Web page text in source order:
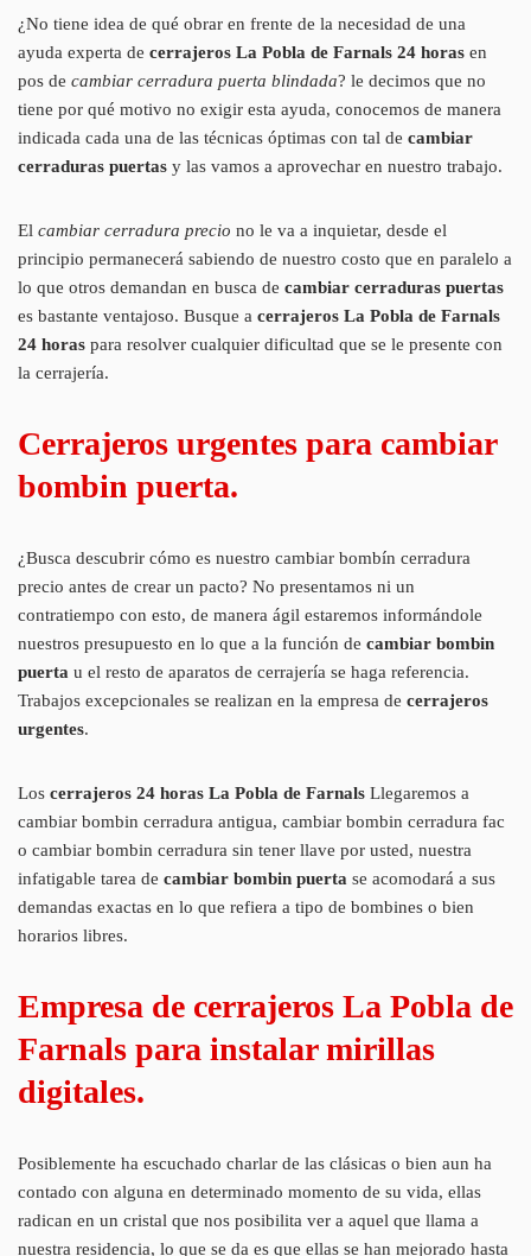
¿No tiene idea de qué obrar en frente de la necesidad de una
ayuda experta de cerrajeros La Pobla de Farnals 24 horas en
pos de cambiar cerradura puerta blindada? le decimos que no
tiene por qué motivo no exigir esta ayuda, conocemos de manera
indicada cada una de las técnicas óptimas con tal de cambiar
cerraduras puertas y las vamos a aprovechar en nuestro trabajo.
El cambiar cerradura precio no le va a inquietar, desde el
principio permanecerá sabiendo de nuestro costo que en paralelo a
lo que otros demandan en busca de cambiar cerraduras puertas
es bastante ventajoso. Busque a cerrajeros La Pobla de Farnals
24 horas para resolver cualquier dificultad que se le presente con
la cerrajería.
Cerrajeros urgentes para cambiar
bombin puerta.
¿Busca descubrir cómo es nuestro cambiar bombín cerradura
precio antes de crear un pacto? No presentamos ni un
contratiempo con esto, de manera ágil estaremos informándole
nuestros presupuesto en lo que a la función de cambiar bombin
puerta u el resto de aparatos de cerrajería se haga referencia.
Trabajos excepcionales se realizan en la empresa de cerrajeros
urgentes.
Los cerrajeros 24 horas La Pobla de Farnals Llegaremos a
cambiar bombin cerradura antigua, cambiar bombin cerradura fac
o cambiar bombin cerradura sin tener llave por usted, nuestra
infatigable tarea de cambiar bombin puerta se acomodará a sus
demandas exactas en lo que refiera a tipo de bombines o bien
horarios libres.
Empresa de cerrajeros La Pobla de
Farnals para instalar mirillas
digitales.
Posiblemente ha escuchado charlar de las clásicas o bien aun ha
contado con alguna en determinado momento de su vida, ellas
radican en un cristal que nos posibilita ver a aquel que llama a
nuestra residencia, lo que se da es que ellas se han mejorado hasta